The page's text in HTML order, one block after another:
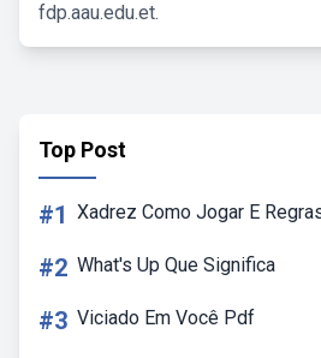
fdp.aau.edu.et.
Top Post
#1 Xadrez Como Jogar E
#2 What's Up Que Significa
#3 Viciado Em Você Pdf